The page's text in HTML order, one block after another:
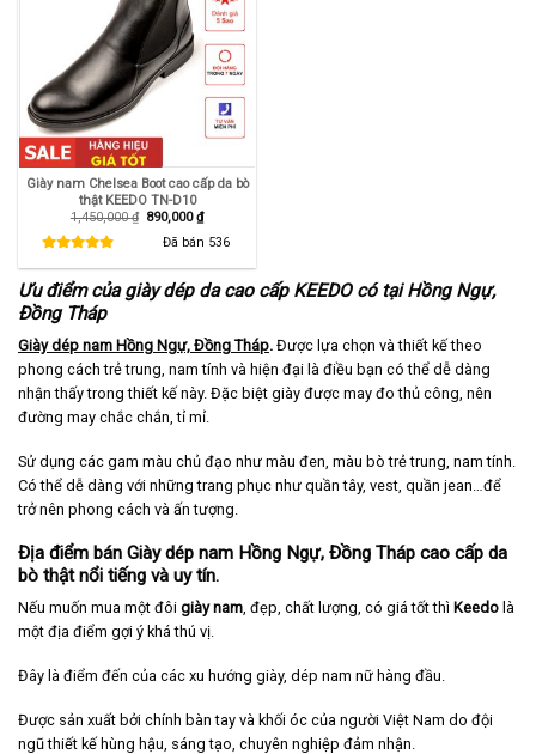
Giày nam Chelsea Boot cao cấp da bò
thật KEEDO TN-D10
1,450,000₫ Giá
890,000₫Giá
hiện
tại
Đã bán 536
Ưu điểm của giày dép da cao cấp KEEDO có tại Hồng Ngự,
Đồng Tháp
Giày dép nam Hồng Ngự, Đồng Tháp. Được lựa chọn và thiết kế theo
phong cách trẻ trung, nam tính và hiện đại là điều bạn có thể dễ dàng
nhận thấy trong thiết kế này. Đặc biệt giày được may đo thủ công, nên
đường may chắc chắn, tỉ mỉ.
Sử dụng các gam màu chủ đạo như màu đen, màu bò trẻ trung, nam tính.
Có thể dễ dàng với những trang phục như quần tây, vest, quần jean…để
trở nên phong cách và ấn tượng.
Địa điểm bán Giày dép nam Hồng Ngự, Đồng Tháp cao cấp da
bò thật nổi tiếng và uy tín.
Nếu muốn mua một đôi giày nam, đẹp, chất lượng, có giá tốt thì Keedo là
một địa điểm gợi ý khá thú vị.
Đây là điểm đến của các xu hướng giày, dép nam nữ hàng đầu.
Được sản xuất bởi chính bàn tay và khối óc của người Việt Nam do đội
ngũ thiết kế hùng hậu, sáng tạo, chuyên nghiệp đảm nhận.